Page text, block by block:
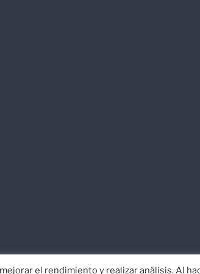
el rendimiento y realizar análisis. Al